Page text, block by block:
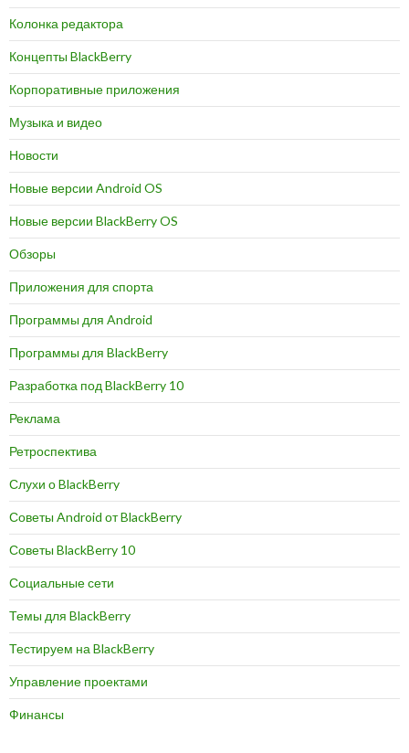
Колонка редактора
Концепты BlackBerry
Корпоративные приложения
Музыка и видео
Новости
Новые версии Android OS
Новые версии BlackBerry OS
Обзоры
Приложения для спорта
Программы для Android
Программы для BlackBerry
Разработка под BlackBerry 10
Реклама
Ретроспектива
Слухи о BlackBerry
Советы Android от BlackBerry
Советы BlackBerry 10
Социальные сети
Темы для BlackBerry
Тестируем на BlackBerry
Управление проектами
Финансы